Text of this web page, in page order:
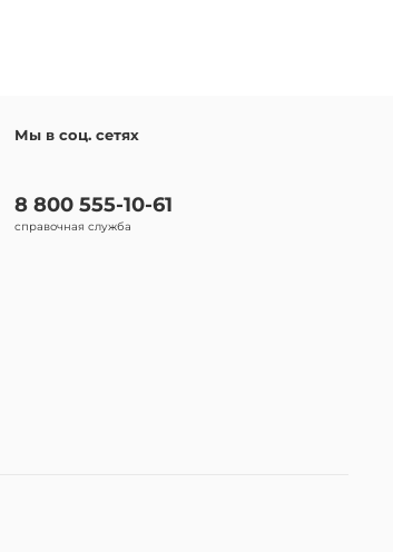
Мы в соц. сетях
8 800 555-10-61
справочная служба